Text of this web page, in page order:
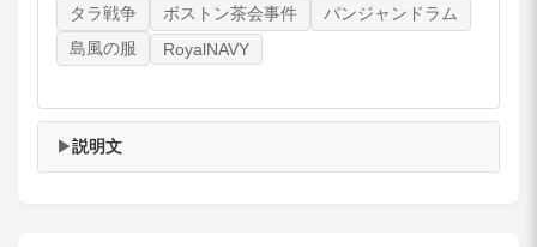
タラ戦争
ボストン茶会事件
パンジャンドラム
島風の服
RoyalNAVY
▶説明文